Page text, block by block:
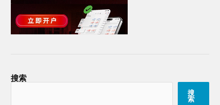
搜索
搜
索